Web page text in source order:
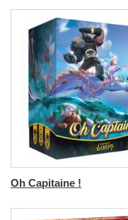
Oh Capitaine !